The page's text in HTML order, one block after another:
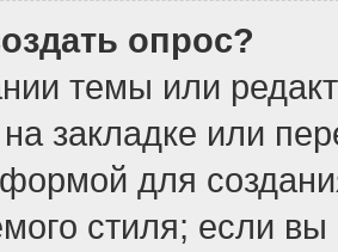
опрос?
темы или
закладке или
для
стиля; если